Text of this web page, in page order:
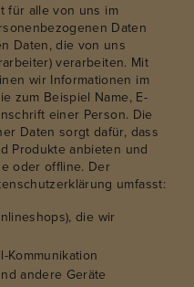
für alle von uns im
Daten
Daten, die von uns
verarbeiten. Mit
wir Informationen im
zum Beispiel Name, E-
einer Person. Die
Daten sorgt dafür, dass
Produkte anbieten und
oder offline. Der
umfasst:
die wir
Kommunikation
andere Geräte